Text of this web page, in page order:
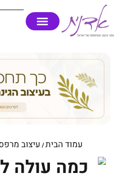
עמוד הבית/ עיצוב